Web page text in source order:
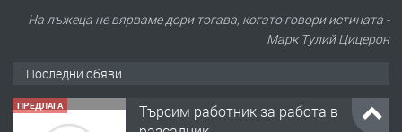
На лъжеца не вярваме дори тогава, когато говори истината -
Марк Тулий Цицерон
Последни обяви
ПРЕДЛАГА
Търсим работник за работа в